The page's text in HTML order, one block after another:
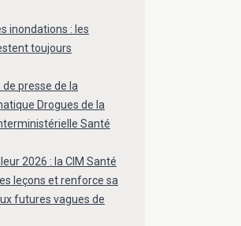
inondations : les
toujours
presse de la
Drogues de la
Santé
2026 : la CIM Santé
leçons et renforce sa
futures vagues de